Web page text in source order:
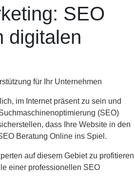
SEO
digitalen
für Ihr Unternehmen
im Internet präsent zu sein und
(SEO)
dass Ihre Website in den
Beratung Online ins Spiel.
auf diesem Gebiet zu profitieren
einer professionellen SEO